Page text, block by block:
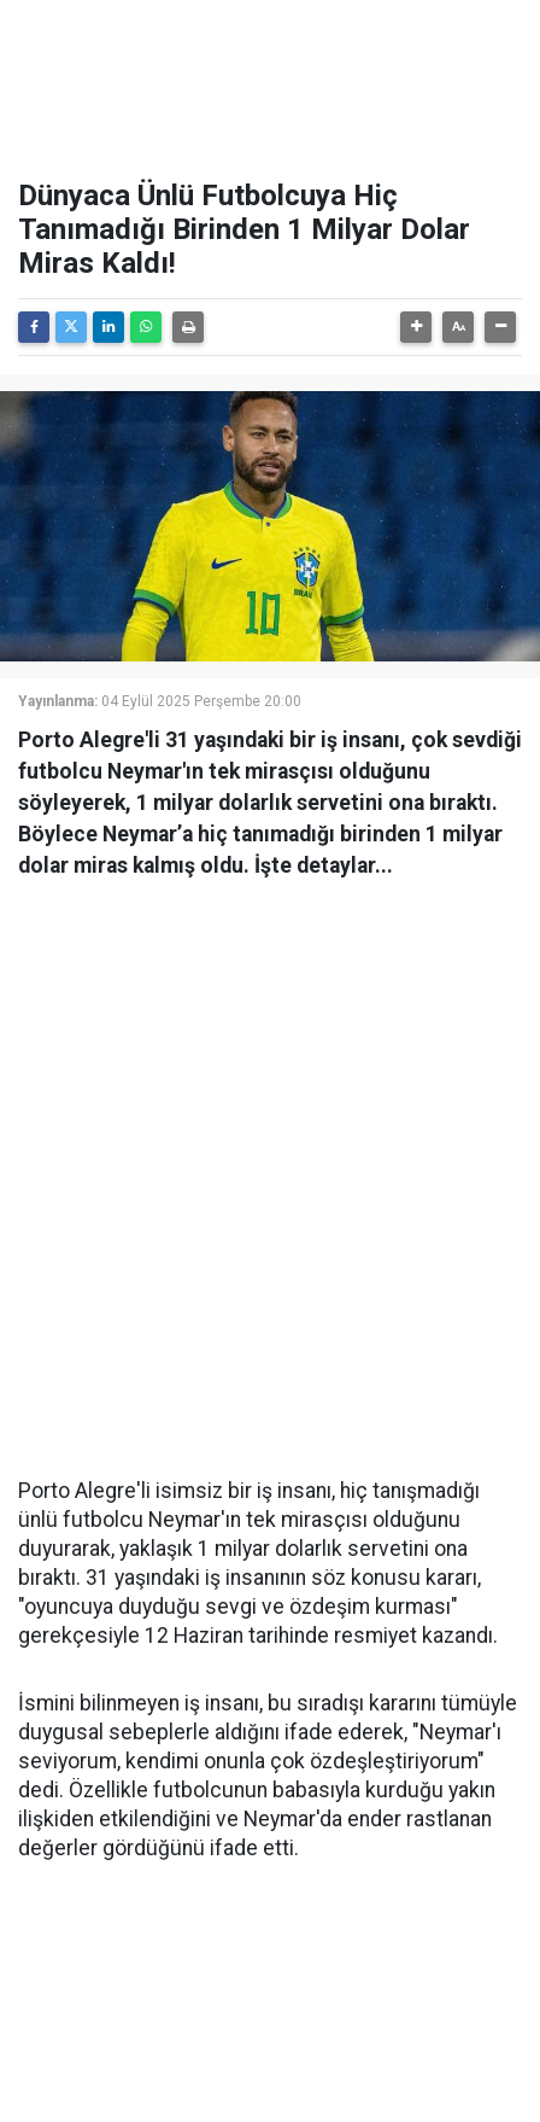
Dünyaca Ünlü Futbolcuya Hiç
Tanımadığı Birinden 1 Milyar Dolar
Miras Kaldı!
Yayınlanma: 04 Eylül 2025 Perşembe 20:00
Porto Alegre'li 31 yaşındaki bir iş insanı, çok sevdiği
futbolcu Neymar'ın tek mirasçısı olduğunu
söyleyerek, 1 milyar dolarlık servetini ona bıraktı.
Böylece Neymar’a hiç tanımadığı birinden 1 milyar
dolar miras kalmış oldu. İşte detaylar...
Porto Alegre'li isimsiz bir iş insanı, hiç tanışmadığı
ünlü futbolcu Neymar'ın tek mirasçısı olduğunu
duyurarak, yaklaşık 1 milyar dolarlık servetini ona
bıraktı. 31 yaşındaki iş insanının söz konusu kararı,
"oyuncuya duyduğu sevgi ve özdeşim kurması"
gerekçesiyle 12 Haziran tarihinde resmiyet kazandı.
İsmini bilinmeyen iş insanı, bu sıradışı kararını tümüyle
duygusal sebeplerle aldığını ifade ederek, "Neymar'ı
seviyorum, kendimi onunla çok özdeşleştiriyorum"
dedi. Özellikle futbolcunun babasıyla kurduğu yakın
ilişkiden etkilendiğini ve Neymar'da ender rastlanan
değerler gördüğünü ifade etti.